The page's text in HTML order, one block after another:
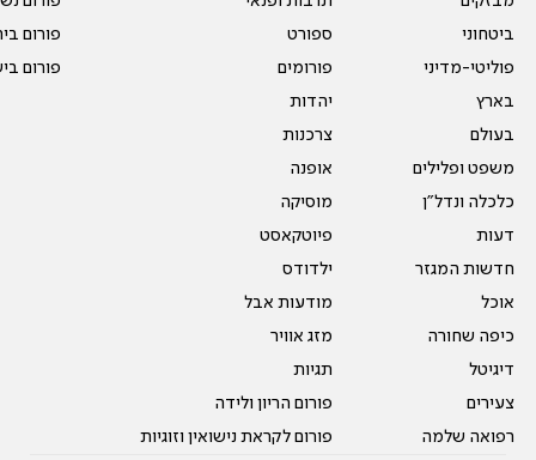
ביטחוני
פוליטי-מדיני
בארץ
בעולם
משפט ופלילים
כלכלה ונדל"ן
דעות
חדשות המגזר
אוכל
כיפה שחורה
דיגיטל
צעירים
רפואה שלמה
ספורט
פורומים
יהדות
צרכנות
אופנה
מוסיקה
פיוטקאסט
ילדודס
מודעות אבל
מזג אוויר
תגיות
פורום הריון ולידה
פורום לקראת נישואין וזוגיות
פורום
פורום